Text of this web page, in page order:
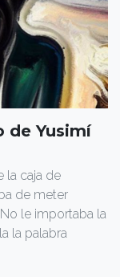
de Yusimí
la caja de
de meter
le importaba la
la palabra